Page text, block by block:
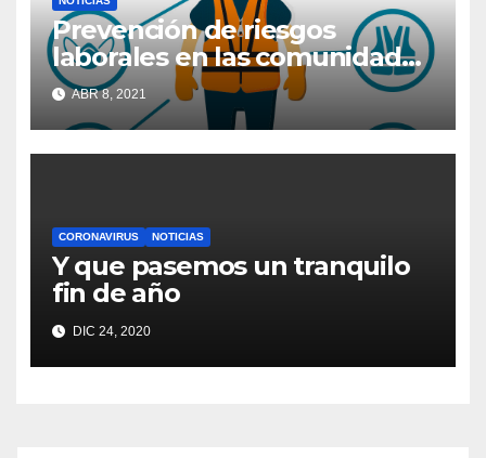
Prevención de riesgos
laborales en las comunidades
de propietarios
ABR 8, 2021
CORONAVIRUS NOTICIAS
Y que pasemos un tranquilo
fin de año
DIC 24, 2020